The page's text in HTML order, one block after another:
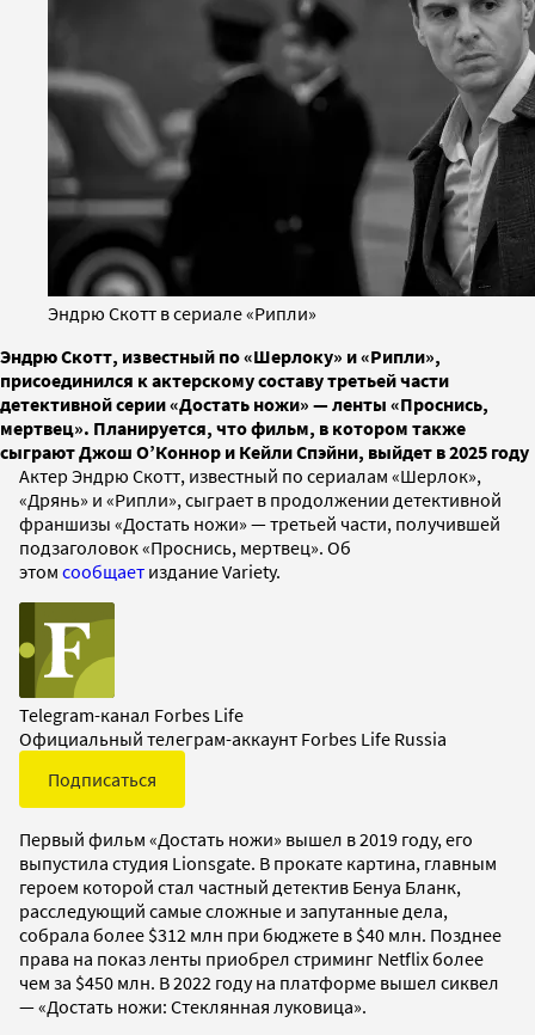
Эндрю Скотт в сериале «Рипли»
Эндрю Скотт, известный по «Шерлоку» и «Рипли»,
присоединился к актерскому составу третьей части
детективной серии «Достать ножи» — ленты «Проснись,
мертвец». Планируется, что фильм, в котором также
сыграют Джош О’Коннор и Кейли Спэйни, выйдет в 2025 году
Актер Эндрю Скотт, известный по сериалам «Шерлок»,
«Дрянь» и «Рипли», сыграет в продолжении детективной
франшизы «Достать ножи» — третьей части, получившей
подзаголовок «Проснись, мертвец». Об
этом сообщает издание Variety.
Telegram-канал Forbes Life
Официальный телеграм-аккаунт Forbes Life Russia
Подписаться
Первый фильм «Достать ножи» вышел в 2019 году, его
выпустила студия Lionsgate. В прокате картина, главным
героем которой стал частный детектив Бенуа Бланк,
расследующий самые сложные и запутанные дела,
собрала более $312 млн при бюджете в $40 млн. Позднее
права на показ ленты приобрел стриминг Netflix более
чем за $450 млн. В 2022 году на платформе вышел сиквел
— «Достать ножи: Стеклянная луковица».